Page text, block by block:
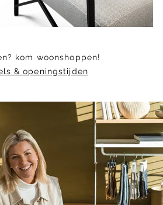
kom woonshoppen!
& openingstijden